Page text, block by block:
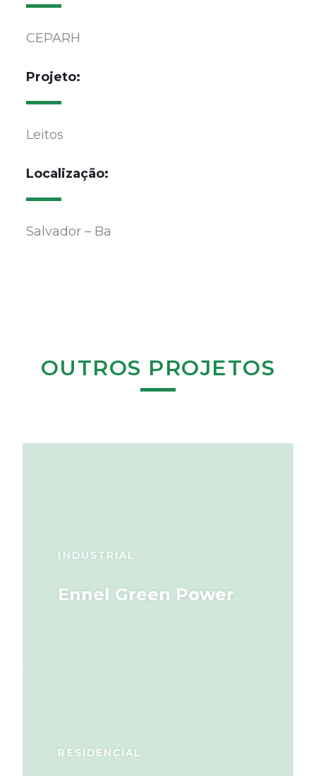
CEPARH
Projeto:
Leitos
Localização:
Salvador – Ba
OUTROS PROJETOS
INDUSTRIAL
Ennel Green Power
RESIDENCIAL